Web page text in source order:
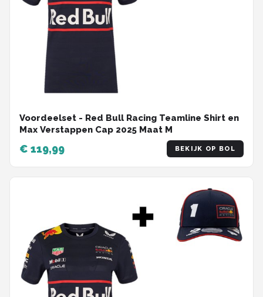
Voordeelset - Red Bull Racing Teamline Shirt en
Max Verstappen Cap 2025 Maat M
€ 119,99 BEKIJK OP BOL